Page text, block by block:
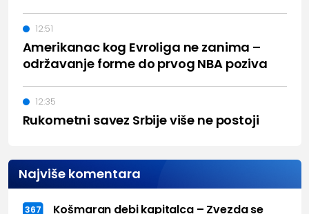
Amerikanac kog Evroliga ne zanima –
održavanje forme do prvog NBA poziva
12:51
Rukometni savez Srbije više ne postoji
12:35
Najviše komentara
367
Košmaran debi kapitalca – Zvezda se